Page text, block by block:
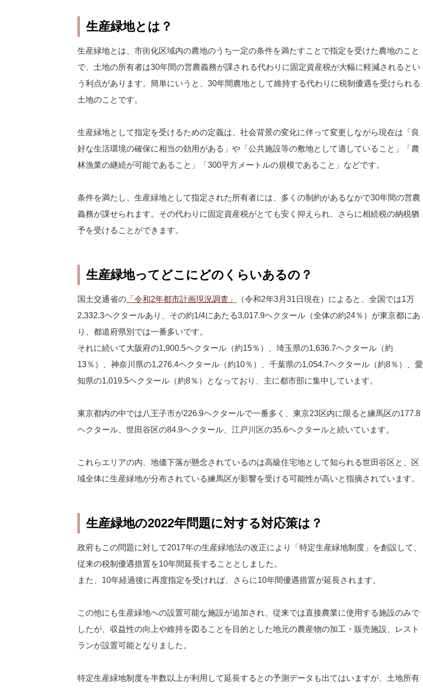
生産緑地とは？
生産緑地とは、市街化区域内の農地のうち一定の条件を満たすことで指定を受けた農地のこと
で、土地の所有者は30年間の営農義務が課される代わりに固定資産税が大幅に軽減されるとい
う利点があります。簡単にいうと、30年間農地として維持する代わりに税制優遇を受けられる
土地のことです。
生産緑地として指定を受けるための定義は、社会背景の変化に伴って変更しながら現在は「良
好な生活環境の確保に相当の効用がある」や「公共施設等の敷地として適していること」「農
林漁業の継続が可能であること」「300平方メートルの規模であること」などです。
条件を満たし、生産緑地として指定された所有者には、多くの制約があるなかで30年間の営農
義務が課せられます。その代わりに固定資産税がとても安く抑えられ、さらに相続税の納税猶
予を受けることができます。
生産緑地ってどこにどのくらいあるの？
国土交通省の 「令和2年都市計画現況調査」
（令和2年3月31日現在）によると、全国では1万
2,332.3ヘクタールあり、その約1/4にあたる3,017.9ヘクタール（全体の約24％）が東京都にあ
り、都道府県別では一番多いです。
それに続いて大阪府の1,900.5ヘクタール（約15％）、埼玉県の1,636.7ヘクタール（約
13％）、神奈川県の1,276.4ヘクタール（約10％）、千葉県の1,054.7ヘクタール（約8％）、愛
知県の1,019.5ヘクタール（約8％）となっており、主に都市部に集中しています。
東京都内の中では八王子市が226.9ヘクタールで一番多く、東京23区内に限ると練馬区の177.8
ヘクタール、世田谷区の84.9ヘクタール、江戸川区の35.6ヘクタールと続いています。
これらエリアの内、地価下落が懸念されているのは高級住宅地として知られる世田谷区と、区
域全体に生産緑地が分布されている練馬区が影響を受ける可能性が高いと指摘されています。
生産緑地の2022年問題に対する対応策は？
政府もこの問題に対して2017年の生産緑地法の改正により「特定生産緑地制度」を創設して、
従来の税制優遇措置を10年間延長することとしました。
また、10年経過後に再度指定を受ければ、さらに10年間優遇措置が延長されます。
この他にも生産緑地への設置可能な施設が追加され、従来では直接農業に使用する施設のみで
したが、収益性の向上や維持を図ることを目的とした地元の農産物の加工・販売施設、レスト
ランが設置可能となりました。
特定生産緑地制度を半数以上が利用して延長するとの予測データも出てはいますが、土地所有